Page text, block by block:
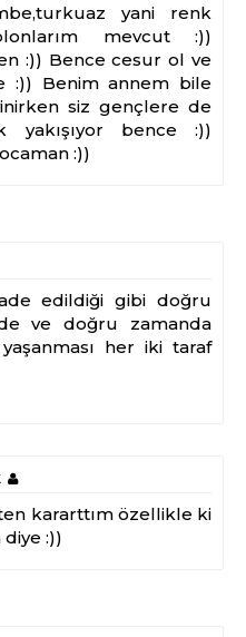
yani renk
mevcut :))
:)) Bence cesur ol ve
:)) Benim annem bile
siz gençlere de
yakışıyor bence :))
:))
edildiği gibi doğru
ve doğru zamanda
her iki taraf
kararttım özellikle ki
:))